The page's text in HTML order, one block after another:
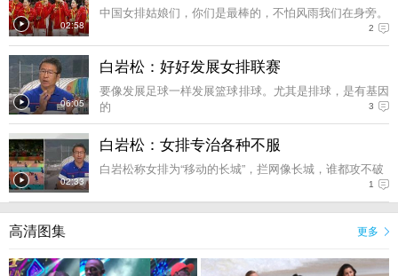
02:58
中国女排姑娘们，你们是最棒的，不怕风雨我们在身旁。
2
06:05
白岩松：好好发展女排联赛
要像发展足球一样发展篮球排球。尤其是排球，是有基因
的
3
02:33
白岩松：女排专治各种不服
白岩松称女排为“移动的长城”，拦网像长城，谁都攻不破
1
高清图集 更多